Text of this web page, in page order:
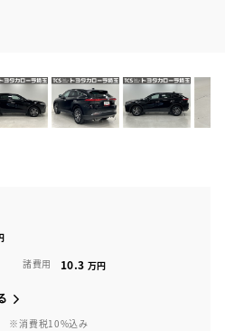
諸費用 10.3
※消費税10%込み